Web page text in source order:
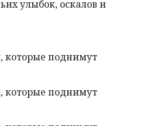
улыбок, оскалов и